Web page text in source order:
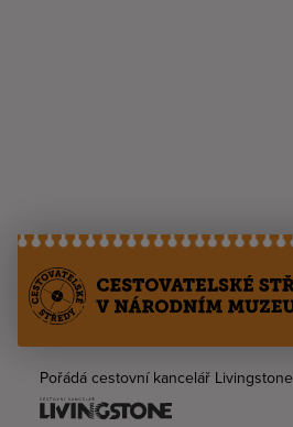
Pořádá cestovní kancelář Livingstone